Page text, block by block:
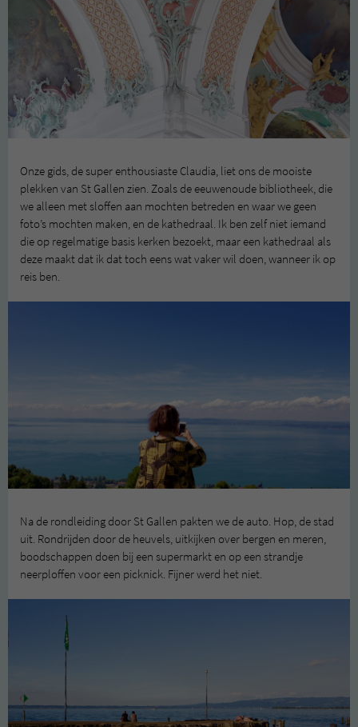
Onze gids, de super enthousiaste Claudia, liet ons de mooiste
plekken van St Gallen zien. Zoals de eeuwenoude bibliotheek, die
we alleen met sloffen aan mochten betreden en waar we geen
foto’s mochten maken, en de kathedraal. Ik ben zelf niet iemand
die op regelmatige basis kerken bezoekt, maar een kathedraal als
deze maakt dat ik dat toch eens wat vaker wil doen, wanneer ik op
reis ben.
Na de rondleiding door St Gallen pakten we de auto. Hop, de stad
uit. Rondrijden door de heuvels, uitkijken over bergen en meren,
boodschappen doen bij een supermarkt en op een strandje
neerploffen voor een picknick. Fijner werd het niet.